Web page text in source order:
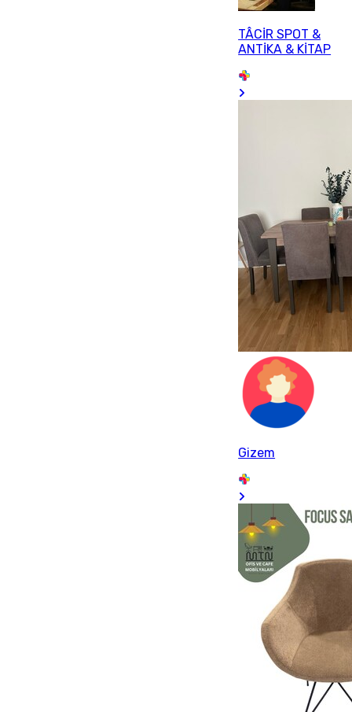
TÂCİR SPOT &
ANTİKA & KİTAP
Gizem